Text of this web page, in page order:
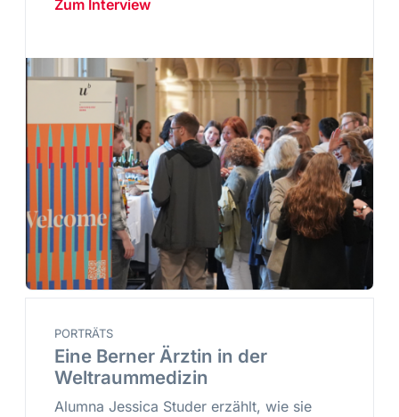
Zum Interview
PORTRÄTS
Eine Berner Ärztin in der
Weltraummedizin
Alumna Jessica Studer erzählt, wie sie